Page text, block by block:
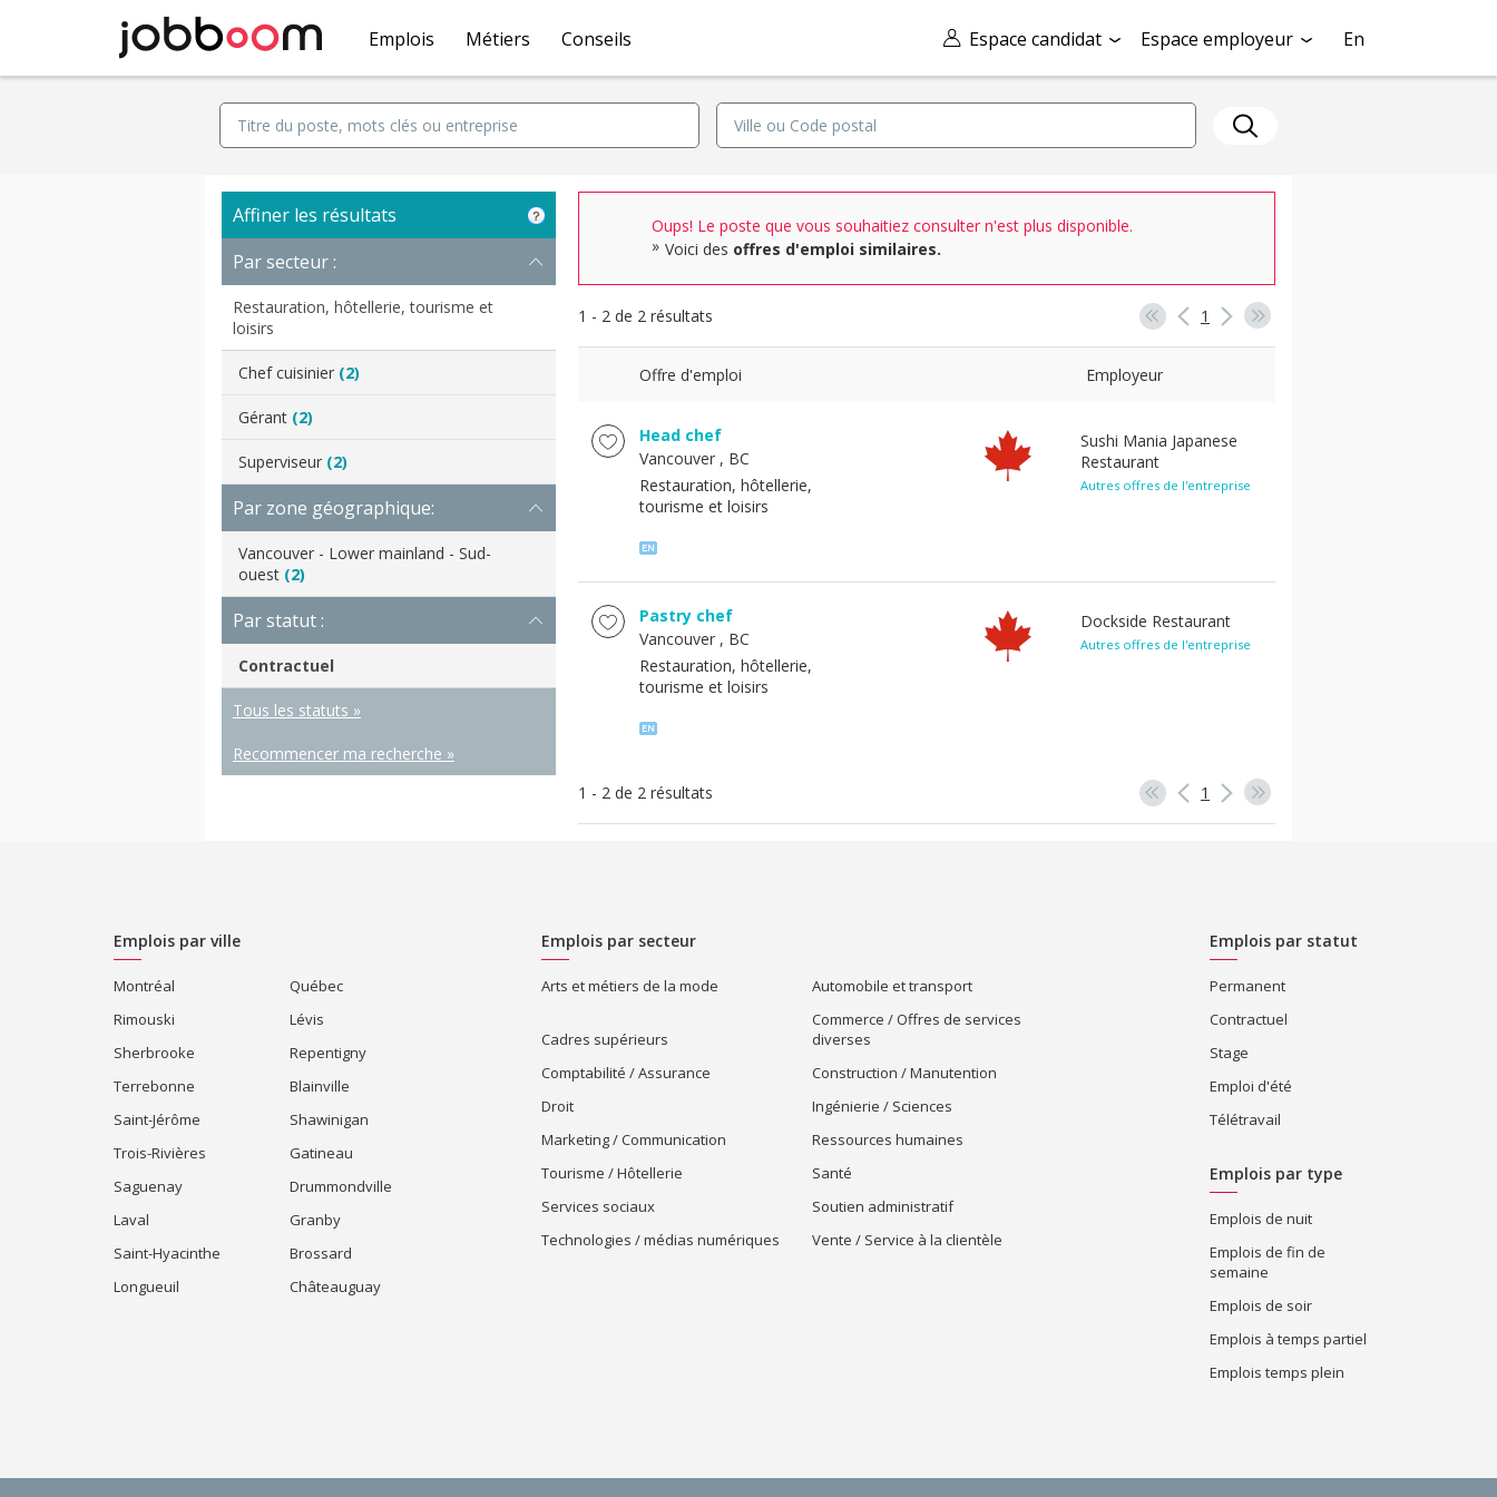
Espace candidat Espace employeur En
Emplois Métiers Conseils
Affiner les résultats
Par secteur :
Restauration, hôtellerie, tourisme et
loisirs
Chef cuisinier (2)
Gérant (2)
Superviseur (2)
Par zone géographique:
Vancouver - Lower mainland - Sud-
ouest (2)
Par statut :
Contractuel
Tous les statuts »
Recommencer ma recherche »
Oups! Le poste que vous souhaitiez consulter n'est plus disponible.
Voici des offres d'emploi similaires.
1 - 2 de 2 résultats 1
Offre d'emploi Employeur
Head chef
Vancouver , BC
Restauration, hôtellerie,
tourisme et loisirs
Sushi Mania Japanese
Restaurant
Autres offres de l'entreprise
Pastry chef
Vancouver , BC
Restauration, hôtellerie,
tourisme et loisirs
Dockside Restaurant
Autres offres de l'entreprise
1 - 2 de 2 résultats 1
Emplois par ville
Montréal
Québec
Rimouski
Lévis
Sherbrooke
Repentigny
Terrebonne
Blainville
Saint-Jérôme
Shawinigan
Trois-Rivières
Gatineau
Saguenay
Drummondville
Laval
Granby
Saint-Hyacinthe
Brossard
Longueuil
Châteauguay
Emplois par secteur
Arts et métiers de la mode Automobile et transport
Cadres supérieurs
Commerce / Offres de services
diverses
Comptabilité / Assurance
Construction / Manutention
Droit
Ingénierie / Sciences
Marketing / Communication
Ressources humaines
Tourisme / Hôtellerie
Santé
Services sociaux
Soutien administratif
Technologies / médias numériques
Vente / Service à la clientèle
Emplois par statut
Permanent
Contractuel
Stage
Emploi d'été
Télétravail
Emplois par type
Emplois de nuit
Emplois de fin de
semaine
Emplois de soir
Emplois à temps partiel
Emplois temps plein